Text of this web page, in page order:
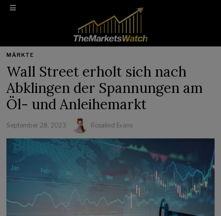
MÄRKTE
Wall Street erholt sich nach
Abklingen der Spannungen am
Öl- und Anleihemarkt
September 28, 2023 Rosalind Evans